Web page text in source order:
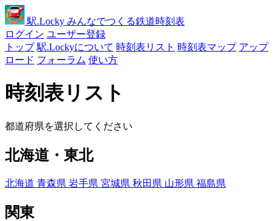
駅.Locky みんなでつくる鉄道時刻表
ログイン ユーザー登録
トップ 駅.Lockyについて 時刻表リスト 時刻表マップ アップ
ロード フォーラム 使い方
時刻表リスト
都道府県を選択してください
北海道・東北
北海道 青森県 岩手県 宮城県 秋田県 山形県 福島県
関東